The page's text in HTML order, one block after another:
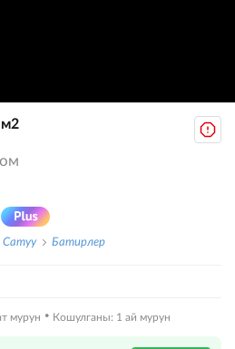
м2
Сатуу Батирлер
мурун · Кошулганы: 1 ай мурун